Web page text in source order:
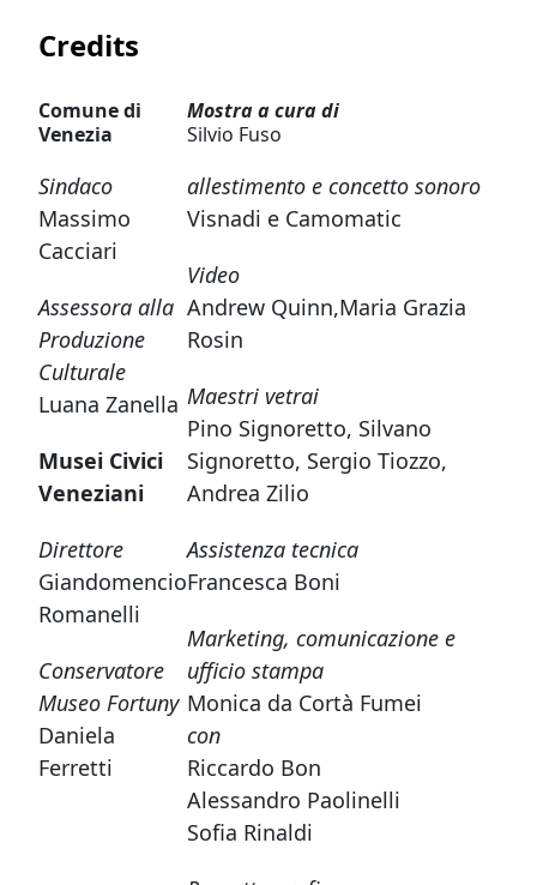
Credits
Comune di
Venezia
Sindaco
Massimo
Cacciari
Assessora alla
Produzione
Culturale
Luana Zanella
Musei Civici
Veneziani
Direttore
Giandomencio
Romanelli
Conservatore
Museo Fortuny
Daniela
Ferretti
Mostra a cura di
Silvio Fuso
allestimento e concetto sonoro
Visnadi e Camomatic
Video
Andrew Quinn,Maria Grazia
Rosin
Maestri vetrai
Pino Signoretto, Silvano
Signoretto, Sergio Tiozzo,
Andrea Zilio
Assistenza tecnica
Francesca Boni
Marketing, comunicazione e
ufficio stampa
Monica da Cortà Fumei
con
Riccardo Bon
Alessandro Paolinelli
Sofia Rinaldi